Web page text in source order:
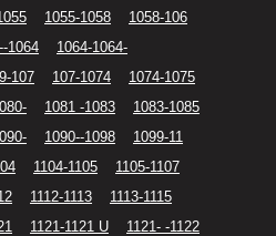
1055-1058
1058-106
1064
1064-1064-
107 107-1074
1074-1075
1081 -1083
1083-1085
1090--1098
1099-11
1104-1105
1105-1107
1112-1113
1113-1115
1121-1121 U
1121- -1122